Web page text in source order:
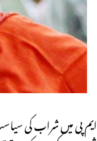
ایم پی میں شراب کی